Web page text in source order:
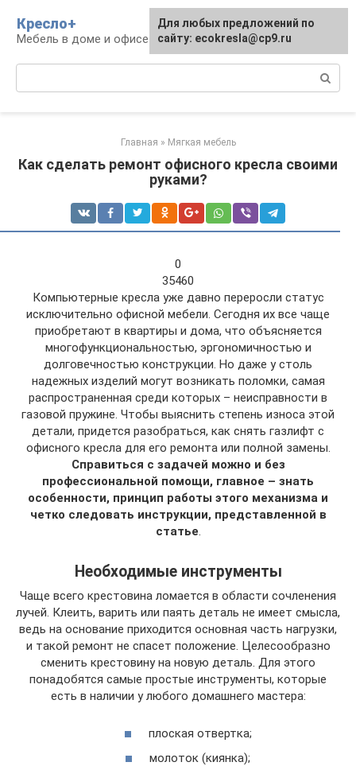
контенту
Кресло+
Мебель в доме и офисе
Главная » Мягкая мебель
Как сделать ремонт офисного кресла своими
руками?
0
35460
Компьютерные кресла уже давно переросли статус
исключительно офисной мебели. Сегодня их все чаще
приобретают в квартиры и дома, что объясняется
многофункциональностью, эргономичностью и
долговечностью конструкции. Но даже у столь
надежных изделий могут возникать поломки, самая
распространенная среди которых – неисправности в
газовой пружине. Чтобы выяснить степень износа этой
детали, придется разобраться, как снять газлифт с
офисного кресла для его ремонта или полной замены.
Справиться с задачей можно и без
профессиональной помощи, главное – знать
особенности, принцип работы этого механизма и
четко следовать инструкции, представленной в
статье.
Необходимые инструменты
Чаще всего крестовина ломается в области сочленения
лучей. Клеить, варить или паять деталь не имеет смысла,
ведь на основание приходится основная часть нагрузки,
и такой ремонт не спасет положение. Целесообразно
сменить крестовину на новую деталь. Для этого
понадобятся самые простые инструменты, которые
есть в наличии у любого домашнего мастера:
плоская отвертка;
молоток (киянка);
Для любых предложений по
сайту: ecokresla@cp9.ru